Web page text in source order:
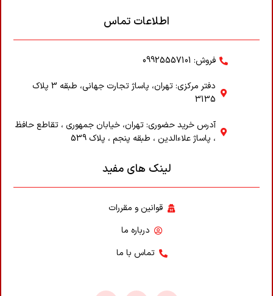
اطلاعات تماس
فروش: 09925557101
دفتر مرکزی: تهران، پاساژ تجارت جهانی، طبقه 3 پلاک
3135
آدرس خرید حضوری: تهران، خیابان جمهوری ، تقاطع حافظ
، پاساژ علاء‌الدین ، طبقه پنجم ، پلاک 539
لینک های مفید
قوانین و مقررات
درباره ما
تماس با ما